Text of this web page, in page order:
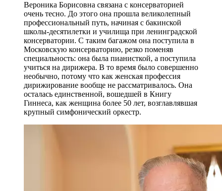
Вероника Борисовна связана с консерваторией
очень тесно. До этого она прошла великолепный
профессиональный путь, начиная с бакинской
школы-десятилетки и училища при ленинградской
консерватории. С таким багажом она поступила в
Московскую консерваторию, резко поменяв
специальность: она была пианисткой, а поступила
учиться на дирижера. В то время было совершенно
необычно, потому что как женская профессия
дирижирование вообще не рассматривалось. Она
осталась единственной, вошедшей в Книгу
Гиннеса, как женщина более 50 лет, возглавлявшая
крупный симфонический оркестр.